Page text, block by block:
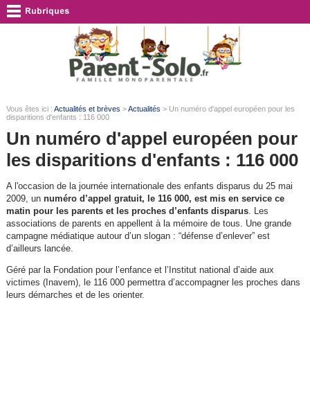
Vous êtes ici : Actualités et brèves >Actualités > Un numéro d'appel européen pour les
disparitions d'enfants : 116 000
Un numéro d'appel européen pour
les disparitions d'enfants : 116 000
A l'occasion de la journée internationale des enfants disparus du 25 mai
2009, un numéro d’appel gratuit, le 116 000, est mis en service ce
matin pour les parents et les proches d’enfants disparus. Les
associations de parents en appellent à la mémoire de tous. Une grande
campagne médiatique autour d’un slogan : “défense d’enlever” est
d’ailleurs lancée.
Géré par la Fondation pour l’enfance et l’Institut national d’aide aux
victimes (Inavem), le 116 000 permettra d’accompagner les proches dans
leurs démarches et de les orienter.